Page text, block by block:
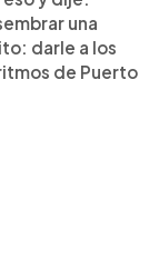
una
darle a los
de Puerto